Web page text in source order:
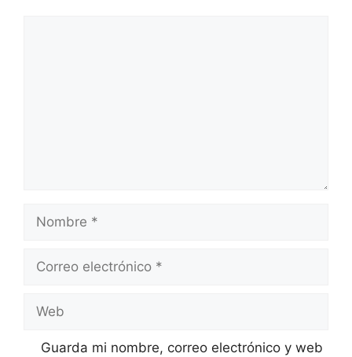
Nombre
Correo
Web
Guarda mi nombre, correo electrónico y web